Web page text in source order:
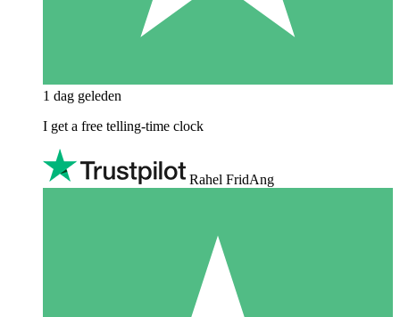
1 dag geleden
I get a free telling-time clock
Rahel FridAng